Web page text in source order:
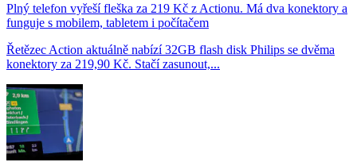
Plný telefon vyřeší fleška za 219 Kč z Actionu. Má dva konektory a
funguje s mobilem, tabletem i počítačem
Řetězec Action aktuálně nabízí 32GB flash disk Philips se dvěma
konektory za 219,90 Kč. Stačí zasunout,...